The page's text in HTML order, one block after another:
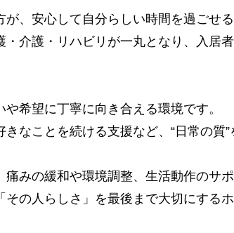
、安心して自分らしい時間を過ごせ
介護・リハビリが一丸となり、入居
希望に丁寧に向き合える環境です。
なことを続ける支援など、“日常の質”
みの緩和や環境調整、生活動作のサ
の人らしさ」を最後まで大切にする